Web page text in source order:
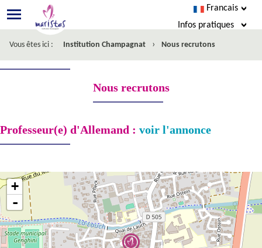
Francais
Infos pratiques
Agenda
Ecole Directe
Menus
Vous êtes ici : Institution Champagnat › Nous recrutons
Nous recrutons
Professeur(e) d'Allemand : voir l'annonce
+
-